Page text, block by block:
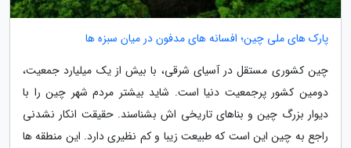
پارک های ملی چین؛ افسانه های مدفون در میان سبزه ها
چین کشوری مستقل در آسیای شرقی، با بیش از یک میلیارد جمعیت،
دومین کشور پرجمعیت دنیا است. شاید بیشتر مردم شهر چین را با
دیوار بزرگ چین و بناهای تاریخی اش بشناسند. حقیقت انکار نشدنی
راجع به چین این است که طبیعت زیبا و کم نظیری دارد. این منطقه ها